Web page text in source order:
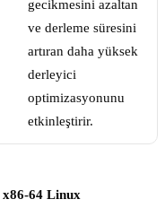
gecikmesini azaltan
ve derleme süresini
artıran daha yüksek
derleyici
optimizasyonunu
etkinleştirir.
x86-64 Linux